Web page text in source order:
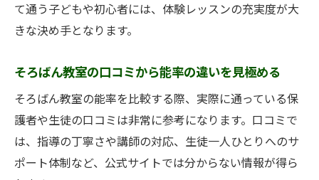
て通う子どもや初心者には、体験レッスンの充実度が大
きな決め手となります。
そろばん教室の口コミから能率の違いを見極める
そろばん教室の能率を比較する際、実際に通っている保
護者や生徒の口コミは非常に参考になります。口コミで
は、指導の丁寧さや講師の対応、生徒一人ひとりへのサ
ポート体制など、公式サイトでは分からない情報が得ら